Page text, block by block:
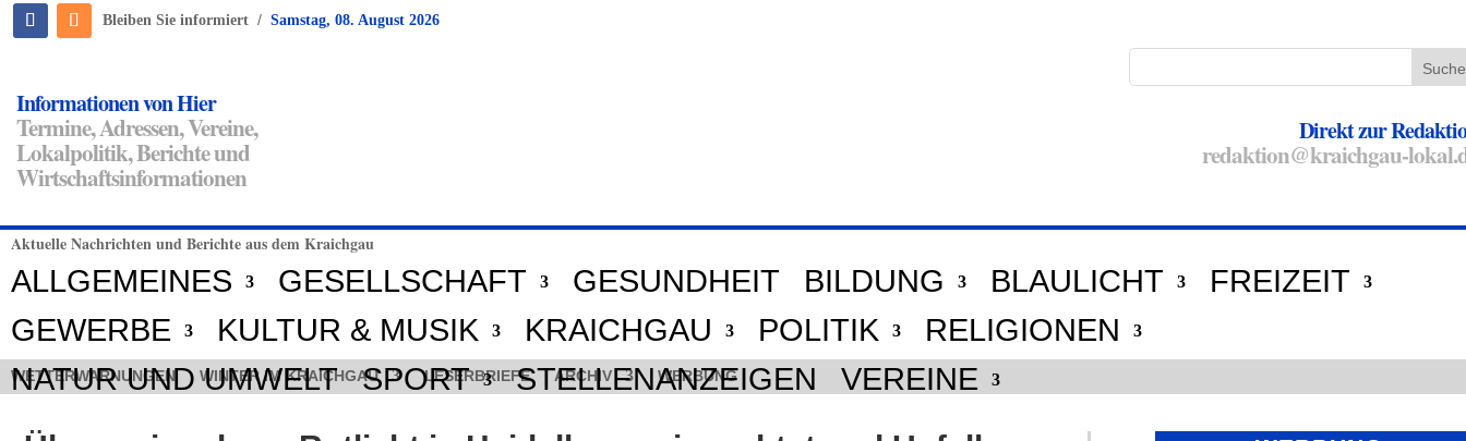
Bleiben Sie informiert / Samstag, 08. August 2026
Informationen von Hier
Termine, Adressen, Vereine,
Lokalpolitik, Berichte und
Wirtschaftsinformationen
Direkt zur
redaktion@kraichgau-
Aktuelle Nachrichten und Berichte aus dem Kraichgau
ALLGEMEINES GESELLSCHAFT GESUNDHEIT BILDUNG BLAULICHT
FREIZEIT
GEWERBE
KULTUR & MUSIK KRAICHGAU POLITIK
RELIGIONEN
NATUR UND UMWELT
SPORT STELLENANZEIGEN VEREINE
WETTERWARNUNGEN WINTER IM KRAICHGAU LESERBRIEFE ARCHIV WERBUNG